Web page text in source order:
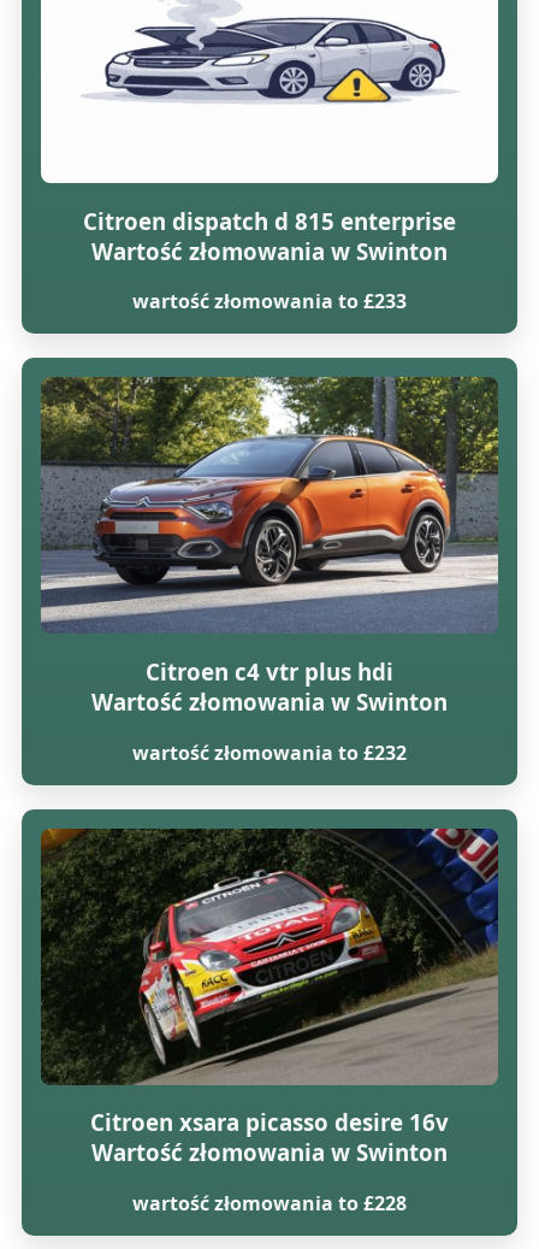
Citroen dispatch d 815 enterprise
Wartość złomowania w Swinton
wartość złomowania to £233
Citroen c4 vtr plus hdi
Wartość złomowania w Swinton
wartość złomowania to £232
Citroen xsara picasso desire 16v
Wartość złomowania w Swinton
wartość złomowania to £228